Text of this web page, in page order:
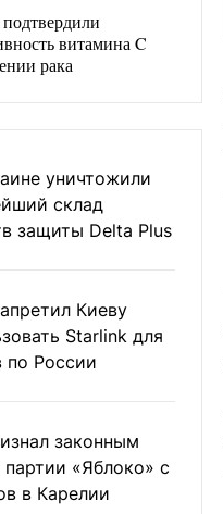
витамина C
рака
уничтожили
склад
защиты Delta Plus
Киеву
Starlink для
по России
законным
партии «Яблоко» с
в Карелии